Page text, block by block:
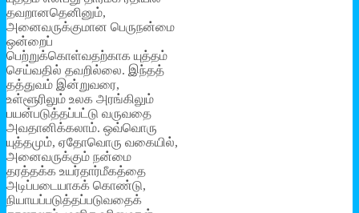
தவறானதெனினும்,
அனைவருக்குமான பெருநன்மை
ஒன்றைப்
பெற்றுக்கொள்வதற்காக யுத்தம்
செய்வதில் தவறில்லை. இந்தத்
தத்துவம் இன்றுவரை,
உள்ளூரிலும் உலக அரங்கிலும்
பயன்படுத்தப்பட்டு வருவதை
அவதானிக்கலாம். ஒவ்வொரு
யுத்தமும், ஏதோவொரு வகையில்,
அனைவருக்கும் நன்மை
தரத்தக்க உயர்தார்மீகத்தை
அடிப்படையாகக் கொண்டு,
நியாயப்படுத்தப்படுவதைக்